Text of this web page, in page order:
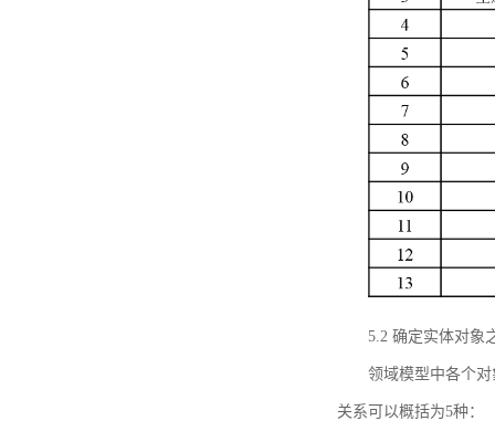
5.2 确定实体对象
领域模型中各个
关系可以概括为5种：